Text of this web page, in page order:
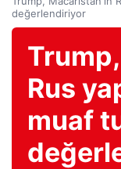
değerlendiriyor
Rus
muaf